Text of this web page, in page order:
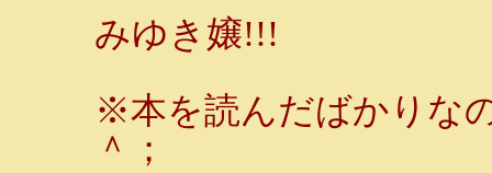
みゆき嬢!!!
※本を読んだばかりな
＾；